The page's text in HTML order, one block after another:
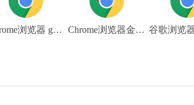
Chrome浏览器 google chrome 64位 beta 102.0.5005.40版下载 Chrome浏览器金丝雀版 谷歌浏览器Canary win32 V106.0.5225.0下载